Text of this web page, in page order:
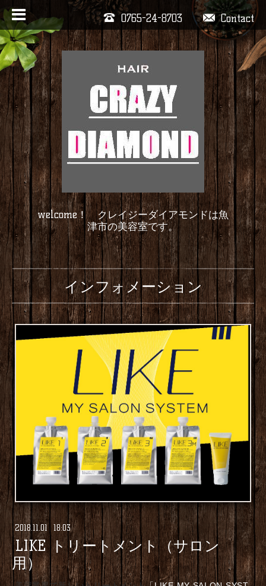
Contact
0765-24-8703
welcome！ クレイジーダイアモンドは魚
津市の美容室です。
インフォメーション
2018 11.01 18:03
LIKE トリートメント（サロン
用）